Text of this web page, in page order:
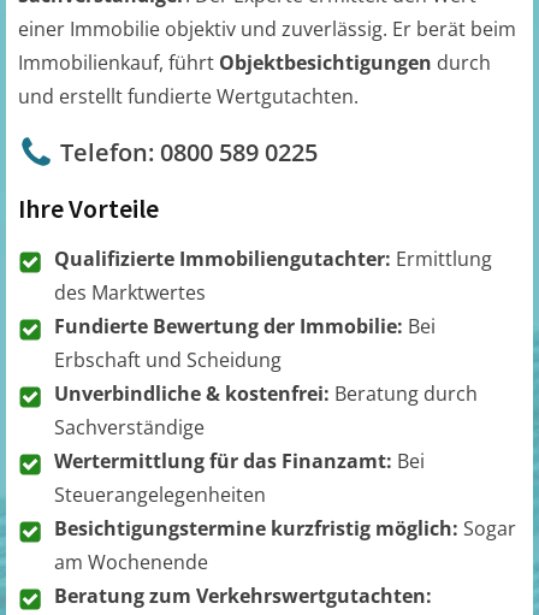
einer Immobilie objektiv und zuverlässig. Er berät beim
Immobilienkauf, führt Objektbesichtigungen durch
und erstellt fundierte Wertgutachten.
Telefon: 0800 589 0225
Ihre Vorteile
Qualifizierte Immobiliengutachter: Ermittlung
des Marktwertes
Fundierte Bewertung der Immobilie: Bei
Erbschaft und Scheidung
Unverbindliche & kostenfrei: Beratung durch
Sachverständige
Wertermittlung für das Finanzamt: Bei
Steuerangelegenheiten
Besichtigungstermine kurzfristig möglich: Sogar
am Wochenende
Beratung zum Verkehrswertgutachten: